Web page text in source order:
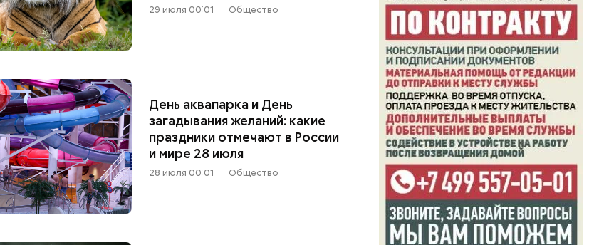
29 июля 00:01 Общество
День аквапарка и День
загадывания желаний: какие
праздники отмечают в России
и мире 28 июля
28 июля 00:01 Общество